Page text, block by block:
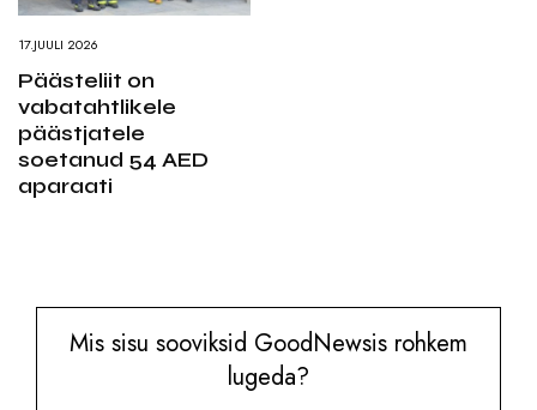
17.JUULI 2026
Päästeliit on
vabatahtlikele
päästjatele
soetanud 54 AED
aparaati
Mis sisu sooviksid GoodNewsis rohkem
lugeda?